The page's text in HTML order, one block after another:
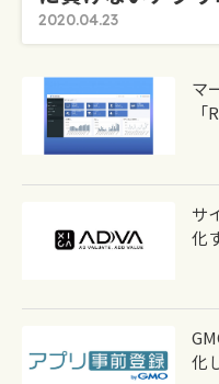
2020.04.23
マ
サ
化
化